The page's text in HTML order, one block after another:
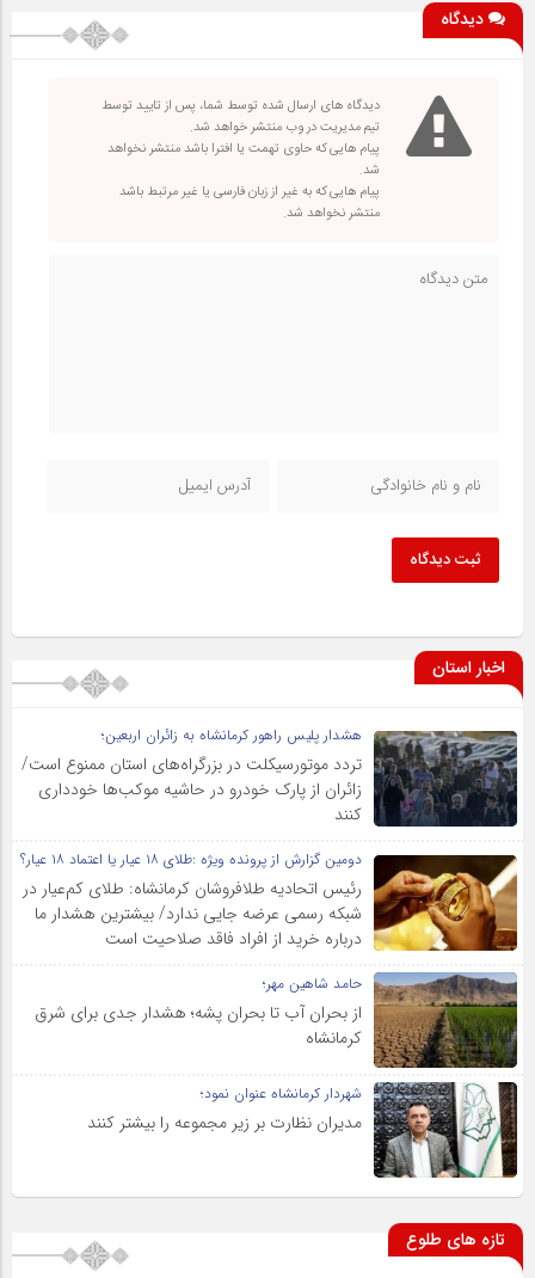
دیدگاه
دیدگاه های ارسال شده توسط شما، پس از تایید توسط
تیم مدیریت در وب منتشر خواهد شد.
پیام هایی که حاوی تهمت یا افترا باشد منتشر نخواهد
شد.
پیام هایی که به غیر از زبان فارسی یا غیر مرتبط باشد
منتشر نخواهد شد.
ثبت دیدگاه
اخبار استان
هشدار پلیس راهور کرمانشاه به زائران اربعین؛
تردد موتورسیکلت در بزرگراه‌های استان ممنوع است/
زائران از پارک خودرو در حاشیه موکب‌ها خودداری
کنند
دومین گزارش از پرونده ویژه :طلای ۱۸ عیار یا اعتماد ۱۸ عیار؟
رئیس اتحادیه طلافروشان کرمانشاه: طلای کم‌عیار در
شبکه رسمی عرضه جایی ندارد/ بیشترین هشدار ما
درباره خرید از افراد فاقد صلاحیت است
حامد شاهین مهر؛
از بحران آب تا بحران پشه؛ هشدار جدی برای شرق
کرمانشاه
شهردار کرمانشاه عنوان نمود؛
مدیران نظارت بر زیر مجموعه را بیشتر کنند
تازه های طلوع